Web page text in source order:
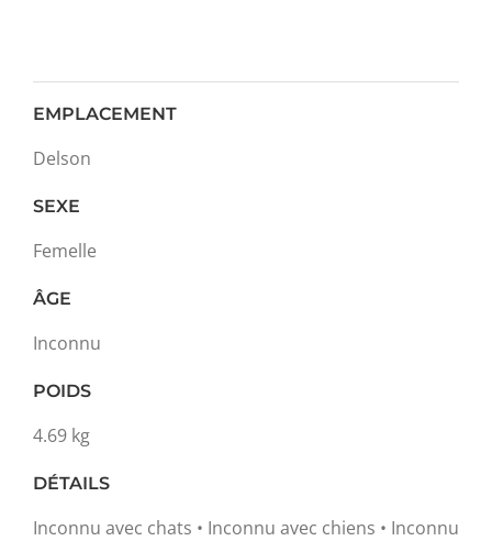
EMPLACEMENT
Delson
SEXE
Femelle
ÂGE
Inconnu
POIDS
4.69 kg
DÉTAILS
Inconnu avec chats • Inconnu avec chiens • Inconnu